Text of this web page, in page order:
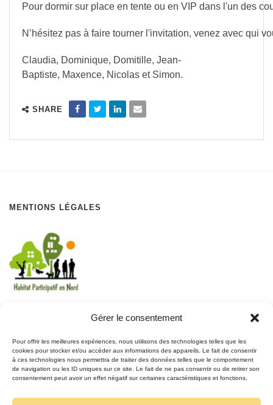
Gérer le consentement
Pour offrir les meilleures expériences, nous utilisons des technologies telles que les
cookies pour stocker et/ou accéder aux informations des appareils. Le fait de consentir
à ces technologies nous permettra de traiter des données telles que le comportement
de navigation ou les ID uniques sur ce site. Le fait de ne pas consentir ou de retirer son
consentement peut avoir un effet négatif sur certaines caractéristiques et fonctions.
Pour dormir sur place en tente ou en VIP dans l'un des
N’hésitez pas à faire tourner l'invitation, venez avec qui
Claudia, Dominique, Domitille, Jean-
Baptiste, Maxence, Nicolas et Simon.
SHARE
MENTIONS LÉGALES
REJOIGNEZ-NOUS
SUR FACEBOOK